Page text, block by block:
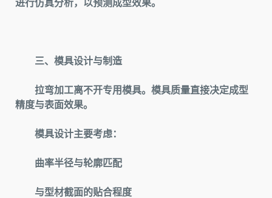
进行仿真分析，以预测成型效果。
三、模具设计与制造
拉弯加工离不开专用模具。模具质量直接决定成型
精度与表面效果。
模具设计主要考虑：
曲率半径与轮廓匹配
与型材截面的贴合程度